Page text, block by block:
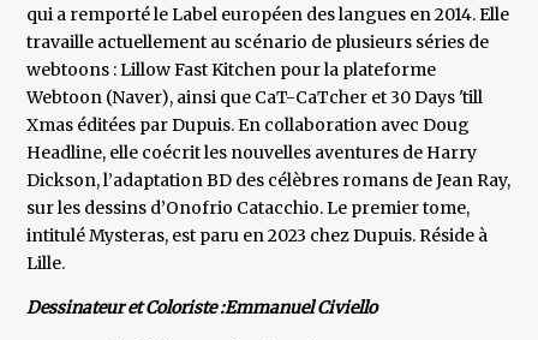
qui a remporté le Label européen des langues en 2014. Elle
travaille actuellement au scénario de plusieurs séries de
webtoons : Lillow Fast Kitchen pour la plateforme
Webtoon (Naver), ainsi que CaT-CaTcher et 30 Days 'till
Xmas éditées par Dupuis. En collaboration avec Doug
Headline, elle coécrit les nouvelles aventures de Harry
Dickson, l’adaptation BD des célèbres romans de Jean Ray,
sur les dessins d’Onofrio Catacchio. Le premier tome,
intitulé Mysteras, est paru en 2023 chez Dupuis. Réside à
Lille.
Dessinateur et Coloriste :Emmanuel Civiello